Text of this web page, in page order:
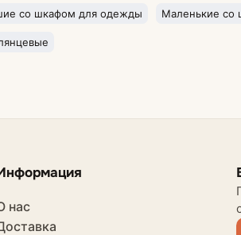
со шкафом для одежды Маленькие
нас